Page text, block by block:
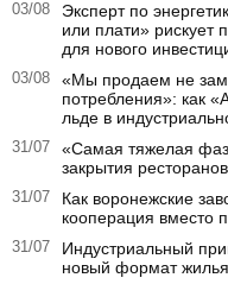
03/08
Эксперт по
или плати» рискует
для нового
03/08
«Мы продаем не
потребления»: как
льде в
31/07
«Самая тяжелая
закрытия
31/07
Как воронежские
кооперация вместо
31/07
Индустриальный
новый формат жилья